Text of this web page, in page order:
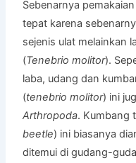
Sebenarnya
tepat karena
sejenis ulat melainkan
(Tenebrio molitor).
laba, udang dan
(tenebrio molitor) ini
Arthropoda. Kumbang
beetle) ini biasanya
ditemui di gudang-